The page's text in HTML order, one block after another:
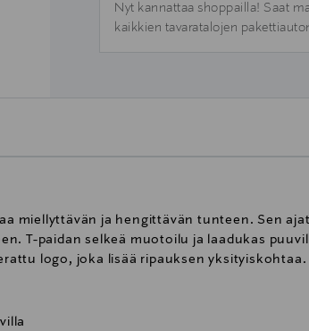
Nyt kannattaa shoppailla! Saat
kaikkien tavaratalojen
miellyttävän ja hengittävän tunteen. Sen
T-paidan selkeä muotoilu ja laadukas
logo, joka lisää ripauksen yksityiskohtaa.